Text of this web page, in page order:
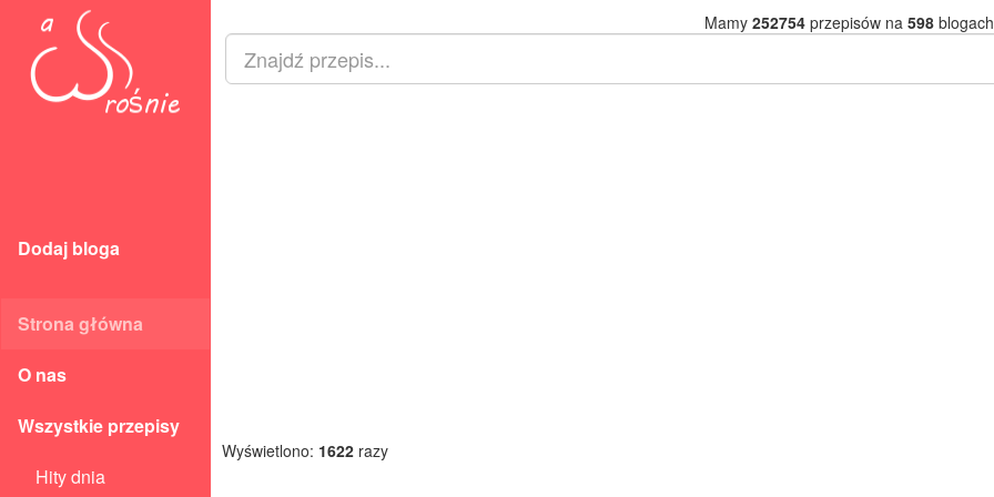
Dodaj bloga
Strona główna
O nas
Wszystkie przepisy
Hity dnia
Mamy 252754przepisów na 598
Wyświetlono: 1622 razy